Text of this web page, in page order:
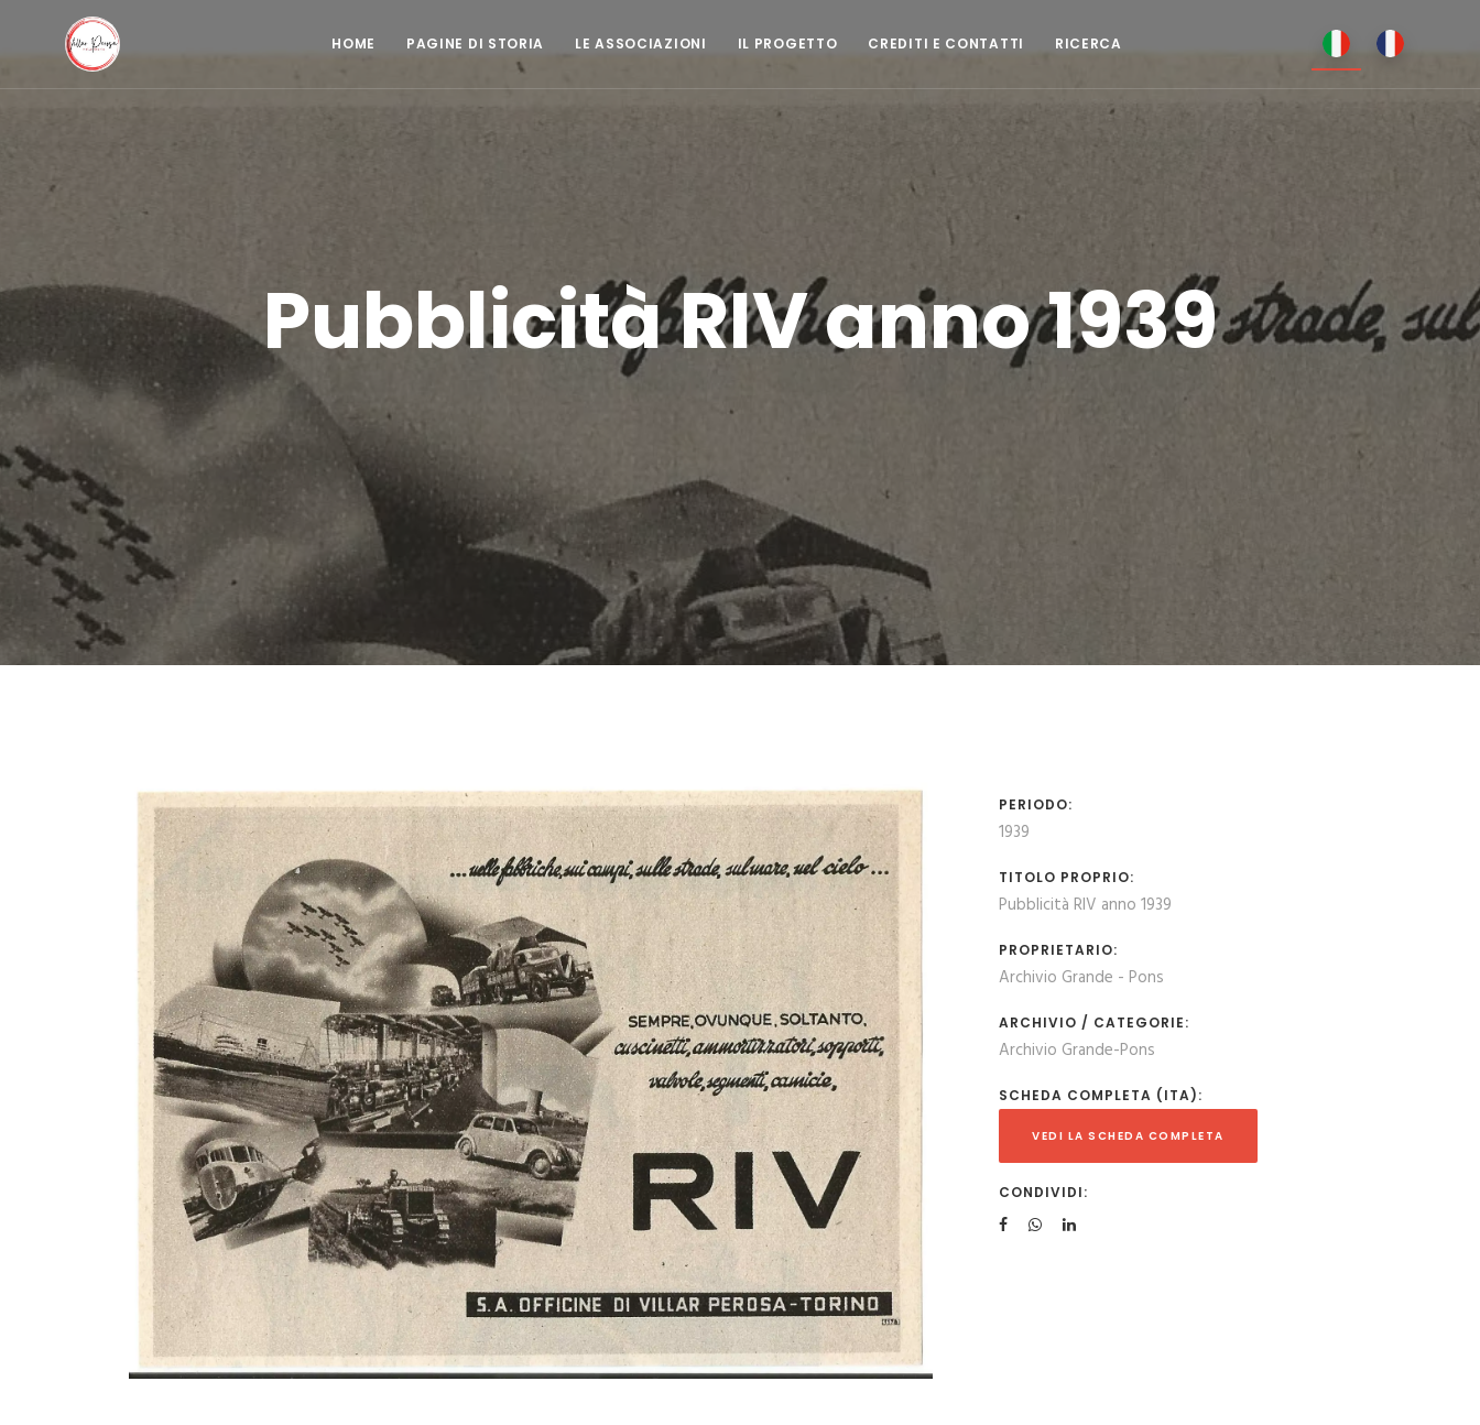
HOME PAGINE DI STORIA LE ASSOCIAZIONI IL PROGETTO CREDITI E CONTATTI RICERCA
Pubblicità RIV anno 1939
PERIODO:
1939
TITOLO PROPRIO:
Pubblicità RIV anno 1939
PROPRIETARIO:
Archivio Grande - Pons
ARCHIVIO / CATEGORIE:
Archivio Grande-Pons
SCHEDA COMPLETA (ITA):
VEDI LA SCHEDA COMPLETA
CONDIVIDI: